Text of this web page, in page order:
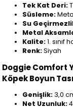
Tek Kat Deri:
Süsleme:
Su
Metal
Kalite:1. sınıf
Renk:Siyah
Doggie Comfort
Köpek Boyun
Genişlik: 3,0
Net Uzunluk: